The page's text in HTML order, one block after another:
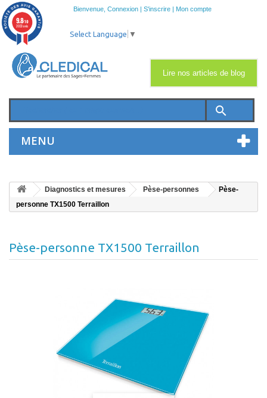
Bienvenue, Connexion | S'inscrire | Mon compte
search
MENU
Lire nos articles de blog
Select Language ▼
Diagnostics et mesures Pèse-personnes
Pèse-
personne TX1500 Terraillon
Pèse-personne TX1500 Terraillon
9.8/10
2033 avis